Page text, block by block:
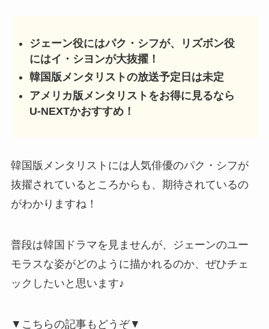
ジェーン役にはパク・シフが、リズボン役
にはイ・シヨンが大抜擢！
韓国版メンタリストの放送予定日は未定
アメリカ版メンタリストをお得に見るなら
U-NEXTかおすすめ！
韓国版メンタリストには人気俳優のパク・シフが
抜擢されているところからも、期待されているの
がわかりますね！
普段は韓国ドラマを見ませんが、ジェーンのユー
モラスな姿がどのように描かれるのか、ぜひチェ
ックしたいと思います♪
▼こちらの記事もどうぞ▼